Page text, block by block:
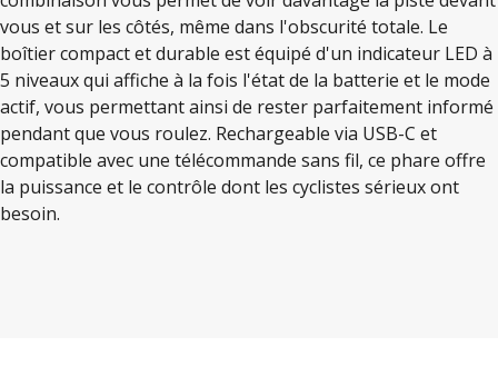
vous et sur les côtés, même dans l'obscurité totale. Le
boîtier compact et durable est équipé d'un indicateur LED à
5 niveaux qui affiche à la fois l'état de la batterie et le mode
actif, vous permettant ainsi de rester parfaitement informé
pendant que vous roulez. Rechargeable via USB-C et
compatible avec une télécommande sans fil, ce phare offre
la puissance et le contrôle dont les cyclistes sérieux ont
besoin.